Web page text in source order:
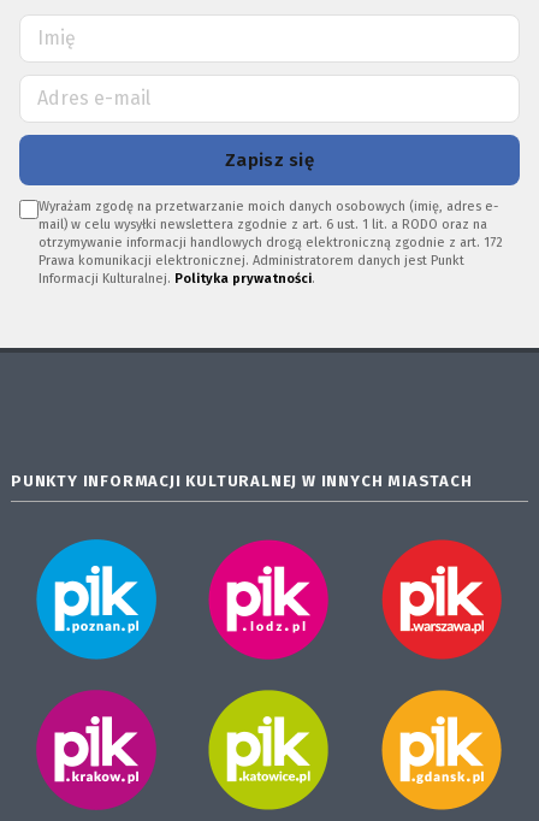
Zapisz się
Wyrażam zgodę na przetwarzanie moich danych osobowych (imię, adres e-
mail) w celu wysyłki newslettera zgodnie z art. 6 ust. 1 lit. a RODO oraz na
otrzymywanie informacji handlowych drogą elektroniczną zgodnie z art. 172
Prawa komunikacji elektronicznej. Administratorem danych jest Punkt
Informacji Kulturalnej. Polityka prywatności.
PUNKTY INFORMACJI KULTURALNEJ W INNYCH MIASTACH